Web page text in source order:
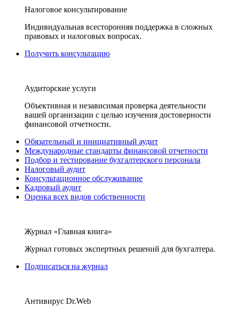
Налоговое консультирование
Индивидуальная всесторонняя поддержка в сложных
правовых и налоговых вопросах.
Получить консультацию
Аудиторские услуги
Объективная и независимая проверка деятельности
вашей организации с целью изучения достоверности
финансовой отчетности.
Обязательный и инициативный аудит
Международные стандарты финансовой отчетности
Подбор и тестирование бухгалтерского персонала
Налоговый аудит
Консультационное обслуживание
Кадровый аудит
Оценка всех видов собственности
Журнал «Главная книга»
Журнал готовых экспертных решений для бухгалтера.
Подписаться на журнал
Антивирус Dr.Web